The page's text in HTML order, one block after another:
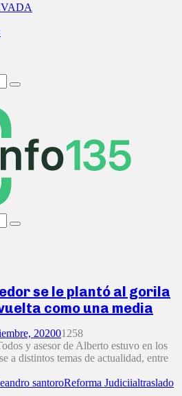
Search
Search
se le plantó al gorila
como una media
202001258
y asesor de Alberto estuvo en los
a distintos temas de actualidad, entre
santoroReforma Judiciialtraslado